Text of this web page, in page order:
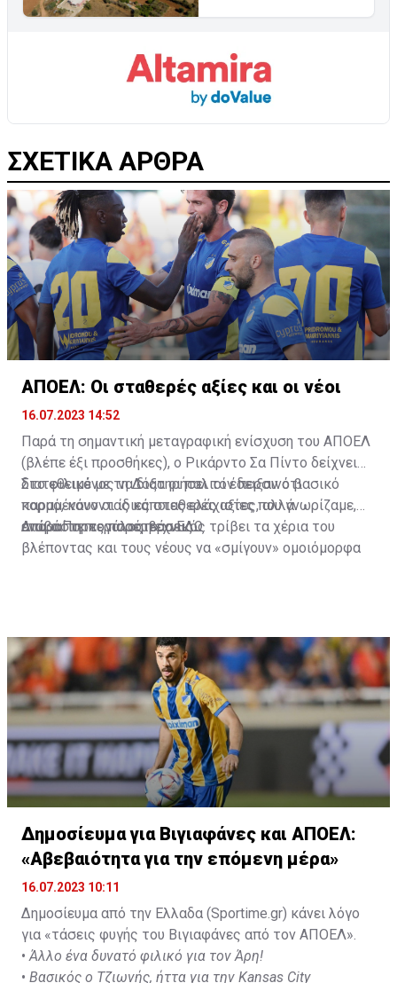
ΣΧΕΤΙΚΑ ΑΡΘΡΑ
ΑΠΟΕΛ: Οι σταθερές αξίες και οι νέοι
16.07.2023 14:52
Παρά τη σημαντική μεταγραφική ενίσχυση του ΑΠΟΕΛ
(βλέπε έξι προσθήκες), ο Ρικάρντο Σα Πίντο δείχνει
διατεθειμένος να διατηρήσει τον περσινό βασικό
κορμό, κάνοντας κάποιες ελάχιστες, αλλά
απαραίτητες παρεμβάσεις.
Στο φιλικό με τη Δόξα οι παλιοί έδειξαν ότι
παραμένουν οι ίδιες σταθερές αξίες που γνωρίζαμε,
ενώ ο Πορτογάλος τεχνικός τρίβει τα χέρια του
βλέποντας και τους νέους να «σμίγουν» ομοιόμορφα
Διαβάστε περισσότεραΕΔΩ.
Δημοσίευμα για Βιγιαφάνες και ΑΠΟΕΛ:
«Αβεβαιότητα για την επόμενη μέρα»
16.07.2023 10:11
Δημοσίευμα από την Ελλαδα (Sportime.gr) κάνει λόγο
για «τάσεις φυγής του Βιγιαφάνες από τον ΑΠΟΕΛ».
• Άλλο ένα δυνατό φιλικό για τον Άρη!
• Βασικός ο Τζιωνής, ήττα για την Kansas City